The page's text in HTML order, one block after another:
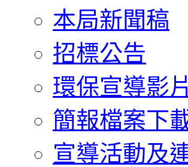
本局新聞稿
招標公告
環保宣導影片
簡報檔案下
宣導活動及